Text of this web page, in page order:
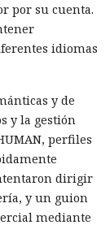
por su cuenta.
idiomas
y de
y la gestión
perfiles
dirigir
y un guion
mediante